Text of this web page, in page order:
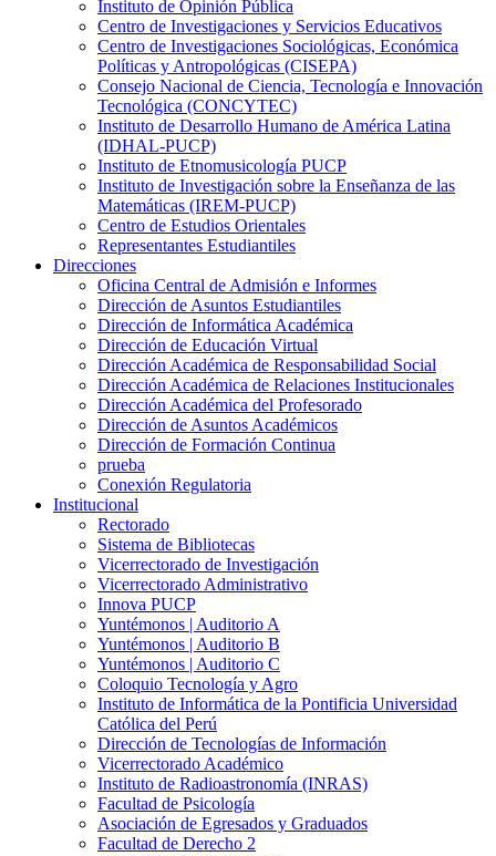
Instituto de Opinión Pública
Centro de Investigaciones y Servicios Educativos
Centro de Investigaciones Sociológicas, Económica
Políticas y Antropológicas (CISEPA)
Consejo Nacional de Ciencia, Tecnología e Innovación
Tecnológica (CONCYTEC)
Instituto de Desarrollo Humano de América Latina
(IDHAL-PUCP)
Instituto de Etnomusicología PUCP
Instituto de Investigación sobre la Enseñanza de las
Matemáticas (IREM-PUCP)
Centro de Estudios Orientales
Representantes Estudiantiles
Direcciones
Oficina Central de Admisión e Informes
Dirección de Asuntos Estudiantiles
Dirección de Informática Académica
Dirección de Educación Virtual
Dirección Académica de Responsabilidad Social
Dirección Académica de Relaciones Institucionales
Dirección Académica del Profesorado
Dirección de Asuntos Académicos
Dirección de Formación Continua
prueba
Conexión Regulatoria
Institucional
Rectorado
Sistema de Bibliotecas
Vicerrectorado de Investigación
Vicerrectorado Administrativo
Innova PUCP
Yuntémonos | Auditorio A
Yuntémonos | Auditorio B
Yuntémonos | Auditorio C
Coloquio Tecnología y Agro
Instituto de Informática de la Pontificia Universidad
Católica del Perú
Dirección de Tecnologías de Información
Vicerrectorado Académico
Instituto de Radioastronomía (INRAS)
Facultad de Psicología
Asociación de Egresados y Graduados
Facultad de Derecho 2